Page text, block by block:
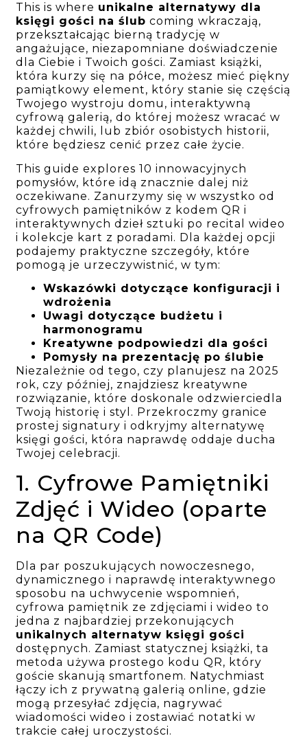
This is where unikalne alternatywy dla
księgi gości na ślub coming wkraczają,
przekształcając bierną tradycję w
angażujące, niezapomniane doświadczenie
dla Ciebie i Twoich gości. Zamiast książki,
która kurzy się na półce, możesz mieć piękny
pamiątkowy element, który stanie się częścią
Twojego wystroju domu, interaktywną
cyfrową galerią, do której możesz wracać w
każdej chwili, lub zbiór osobistych historii,
które będziesz cenić przez całe życie.
This guide explores 10 innowacyjnych
pomysłów, które idą znacznie dalej niż
oczekiwane. Zanurzymy się w wszystko od
cyfrowych pamiętników z kodem QR i
interaktywnych dzieł sztuki po recital wideo
i kolekcje kart z poradami. Dla każdej opcji
podajemy praktyczne szczegóły, które
pomogą je urzeczywistnić, w tym:
Wskazówki dotyczące konfiguracji i
wdrożenia
Uwagi dotyczące budżetu i
harmonogramu
Kreatywne podpowiedzi dla gości
Pomysły na prezentację po ślubie
Niezależnie od tego, czy planujesz na 2025
rok, czy później, znajdziesz kreatywne
rozwiązanie, które doskonale odzwierciedla
Twoją historię i styl. Przekroczmy granice
prostej signatury i odkryjmy alternatywę
księgi gości, która naprawdę oddaje ducha
Twojej celebracji.
1. Cyfrowe Pamiętniki
Zdjęć i Wideo (oparte
na QR Code)
Dla par poszukujących nowoczesnego,
dynamicznego i naprawdę interaktywnego
sposobu na uchwycenie wspomnień,
cyfrowa pamiętnik ze zdjęciami i wideo to
jedna z najbardziej przekonujących
unikalnych alternatyw księgi gości
dostępnych. Zamiast statycznej książki, ta
metoda używa prostego kodu QR, który
goście skanują smartfonem. Natychmiast
łączy ich z prywatną galerią online, gdzie
mogą przesyłać zdjęcia, nagrywać
wiadomości wideo i zostawiać notatki w
trakcie całej uroczystości.